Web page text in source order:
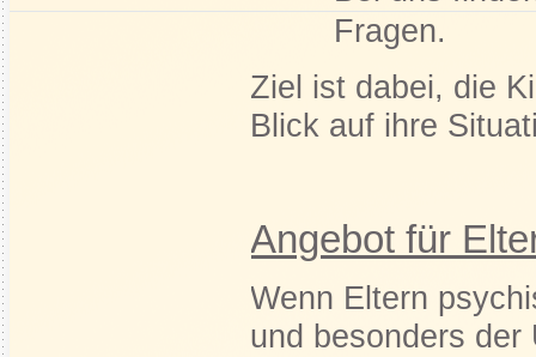
Fragen.
Ziel ist dabei, die
Blick auf ihre
Angebot für
Wenn Eltern
und besonders